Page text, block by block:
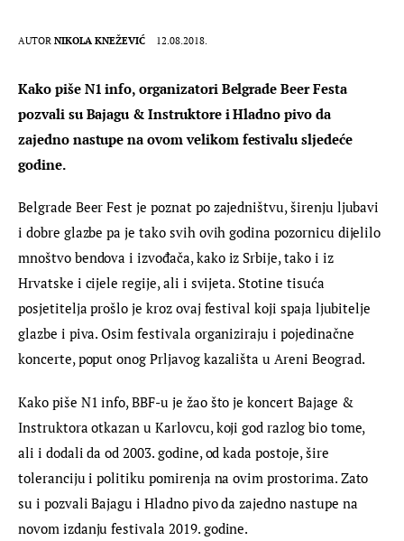
AUTOR NIKOLA KNEŽEVIĆ 12.08.2018.
Kako piše N1 info, organizatori Belgrade Beer Festa
pozvali su Bajagu & Instruktore i Hladno pivo da
zajedno nastupe na ovom velikom festivalu sljedeće
godine.
Belgrade Beer Fest je poznat po zajedništvu, širenju ljubavi
i dobre glazbe pa je tako svih ovih godina pozornicu dijelilo
mnoštvo bendova i izvođača, kako iz Srbije, tako i iz
Hrvatske i cijele regije, ali i svijeta. Stotine tisuća
posjetitelja prošlo je kroz ovaj festival koji spaja ljubitelje
glazbe i piva. Osim festivala organiziraju i pojedinačne
koncerte, poput onog Prljavog kazališta u Areni Beograd.
Kako piše N1 info, BBF-u je žao što je koncert Bajage &
Instruktora otkazan u Karlovcu, koji god razlog bio tome,
ali i dodali da od 2003. godine, od kada postoje, šire
toleranciju i politiku pomirenja na ovim prostorima. Zato
su i pozvali Bajagu i Hladno pivo da zajedno nastupe na
novom izdanju festivala 2019. godine.